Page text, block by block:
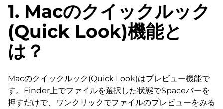
1. Macのクイックルック
(Quick Look)機能と
は？
Macのクイックルック(Quick Look)はプレビュー機能で
す。Finder上でファイルを選択した状態でSpaceバーを
押すだけで、ワンクリックでファイルのプレビューをみる